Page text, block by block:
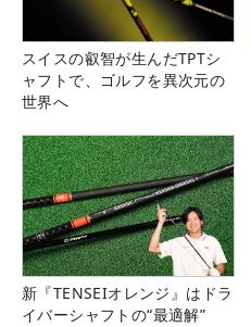
スイスの叡智が生んだTPTシ
ャフトで、ゴルフを異次元の
世界へ
新『TENSEIオレンジ』はドラ
イバーシャフトの“最適解”